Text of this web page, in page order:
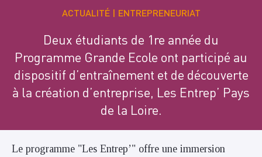
ACTUALITÉ ENTREPRENEURIAT
Deux étudiants de 1re année du
Programme Grande Ecole ont participé au
dispositif d’entraînement et de découverte
à la création d’entreprise, Les Entrep’ Pays
de la Loire.
Le programme "Les Entrep’" offre une immersion